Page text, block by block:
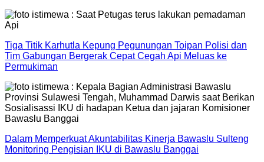
Tiga Titik Karhutla Kepung Pegunungan Toipan Polisi dan
Tim Gabungan Bergerak Cepat Cegah Api Meluas ke
Permukiman
Dalam Memperkuat Akuntabilitas Kinerja Bawaslu Sulteng
Monitoring Pengisian IKU di Bawaslu Banggai